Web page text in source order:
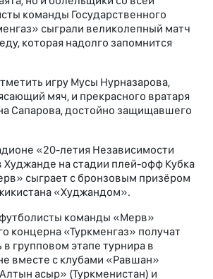
команды Государственного
сыграли великолепный матч
которая надолго запомнится
игру Мусы Нурназарова,
мяч, и прекрасного вратаря
Сапарова, достойно защищавшего
«20-летия Независимости
Худжанде на стадии плей-офф Кубка
сыграет с бронзовым призёром
«Худжандом».
футболисты команды «Мерв»
концерна «Туркменгаз» получат
групповом этапе турнира в
вместе с клубами «Равшан»
асыр» (Туркменистан) и